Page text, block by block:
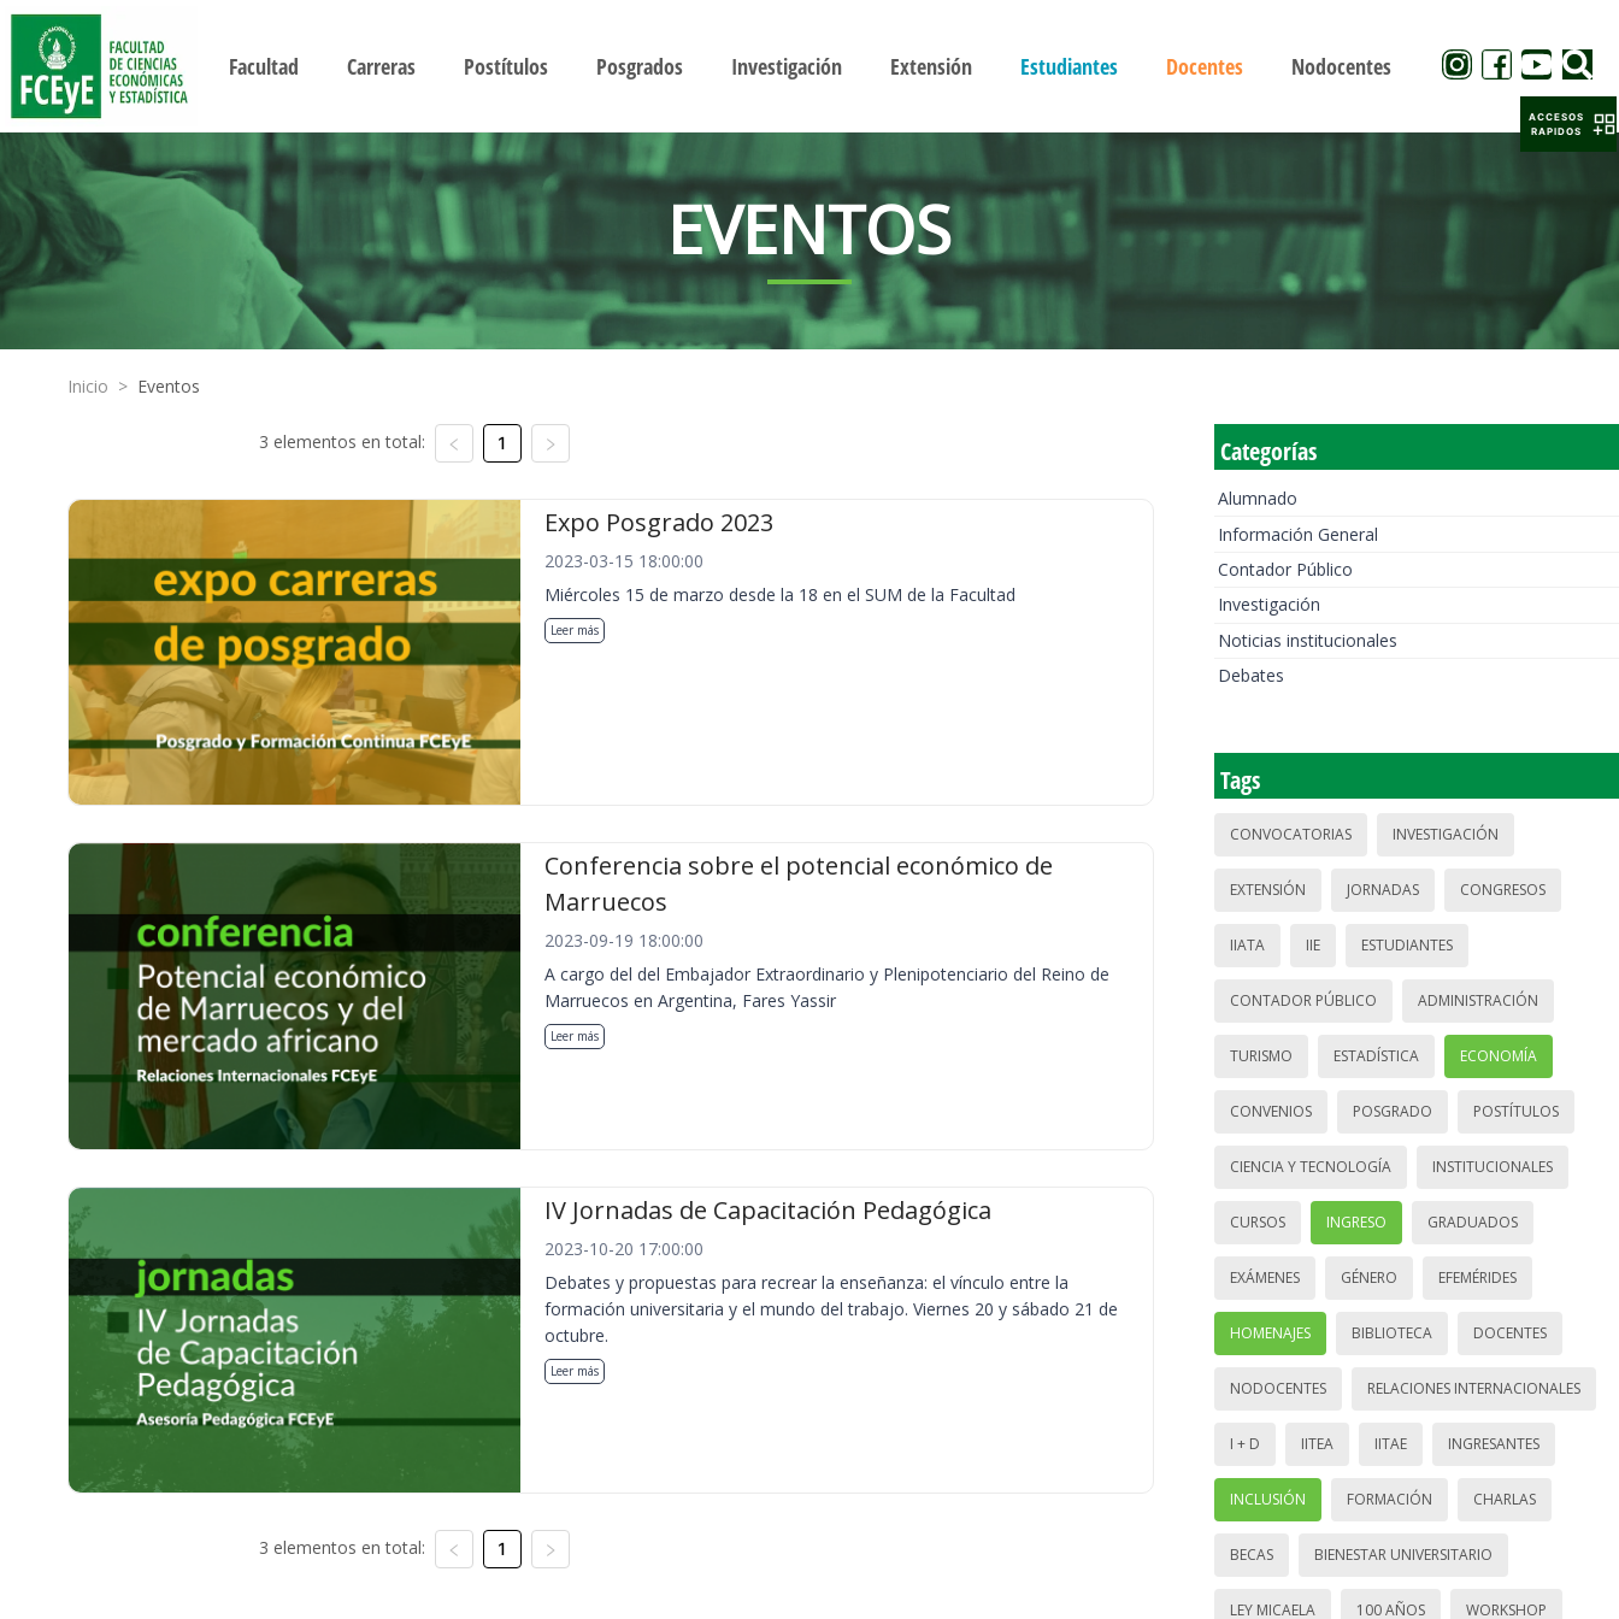
Facultad Carreras Postítulos Posgrados Investigación Extensión Estudiantes Docentes Nodocentes
EVENTOS
Inicio > Eventos
3 elementos en total: 1
Expo Posgrado 2023
2023-03-15 18:00:00
Miércoles 15 de marzo desde la 18 en el SUM de la Facultad
Leer más
Conferencia sobre el potencial económico de
Marruecos
2023-09-19 18:00:00
A cargo del del Embajador Extraordinario y Plenipotenciario del Reino de
Marruecos en Argentina, Fares Yassir
Leer más
IV Jornadas de Capacitación Pedagógica
2023-10-20 17:00:00
Debates y propuestas para recrear la enseñanza: el vínculo entre la
formación universitaria y el mundo del trabajo. Viernes 20 y sábado 21 de
octubre.
Leer más
3 elementos en total: 1
Categorías
Alumnado
Información General
Contador Público
Investigación
Noticias institucionales
Debates
Tags
CONVOCATORIAS INVESTIGACIÓN
EXTENSIÓN JORNADAS CONGRESOS
IIATA IIE ESTUDIANTES
CONTADOR PÚBLICO ADMINISTRACIÓN
TURISMO ESTADÍSTICA ECONOMÍA
CONVENIOS POSGRADO POSTÍTULOS
CIENCIA Y TECNOLOGÍA INSTITUCIONALES
CURSOS INGRESO GRADUADOS
EXÁMENES GÉNERO EFEMÉRIDES
HOMENAJES BIBLIOTECA DOCENTES
NODOCENTES RELACIONES INTERNACIONALES
I + D IITEA IITAE INGRESANTES
INCLUSIÓN FORMACIÓN CHARLAS
BECAS BIENESTAR UNIVERSITARIO
LEY MICAELA 100 AÑOS WORKSHOP
ACCESOS
RAPIDOS